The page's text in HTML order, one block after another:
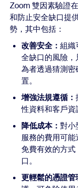
Zoom 雙因素驗證
和防止安全缺口提
勢，其中包括：
改善安全： 組織
全缺口的風險
為者透過猜測
置。
增強法規遵循：
性資料和客戶資
降低成本： 對小
服務的費用可
免費有效的方
口。
更輕鬆的憑證管